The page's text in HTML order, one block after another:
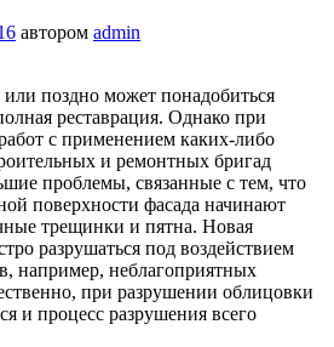
автором admin
поздно может понадобиться
реставрация. Однако при
с применением каких-либо
и ремонтных бригад
проблемы, связанные с тем, что
поверхности фасада начинают
трещинки и пятна. Новая
разрушаться под воздействием
например, неблагоприятных
при разрушении облицовки
и процесс разрушения всего